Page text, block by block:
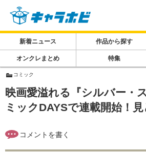
新着ニュース 作品から探す
オンクレまとめ 特集
コミック
映画愛溢れる『シルバー・
ミックDAYSで連載開始！